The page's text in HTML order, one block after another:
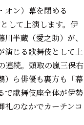
ン）幕を閉める
して上演します。伊
半蔵（愛之助）が、
演じる歌舞伎として上
連続。頭取の嵐三保右
）ら俳優も裏方も「幕
で歌舞伎座全体が伊勢
礼のなかでカーテンコ